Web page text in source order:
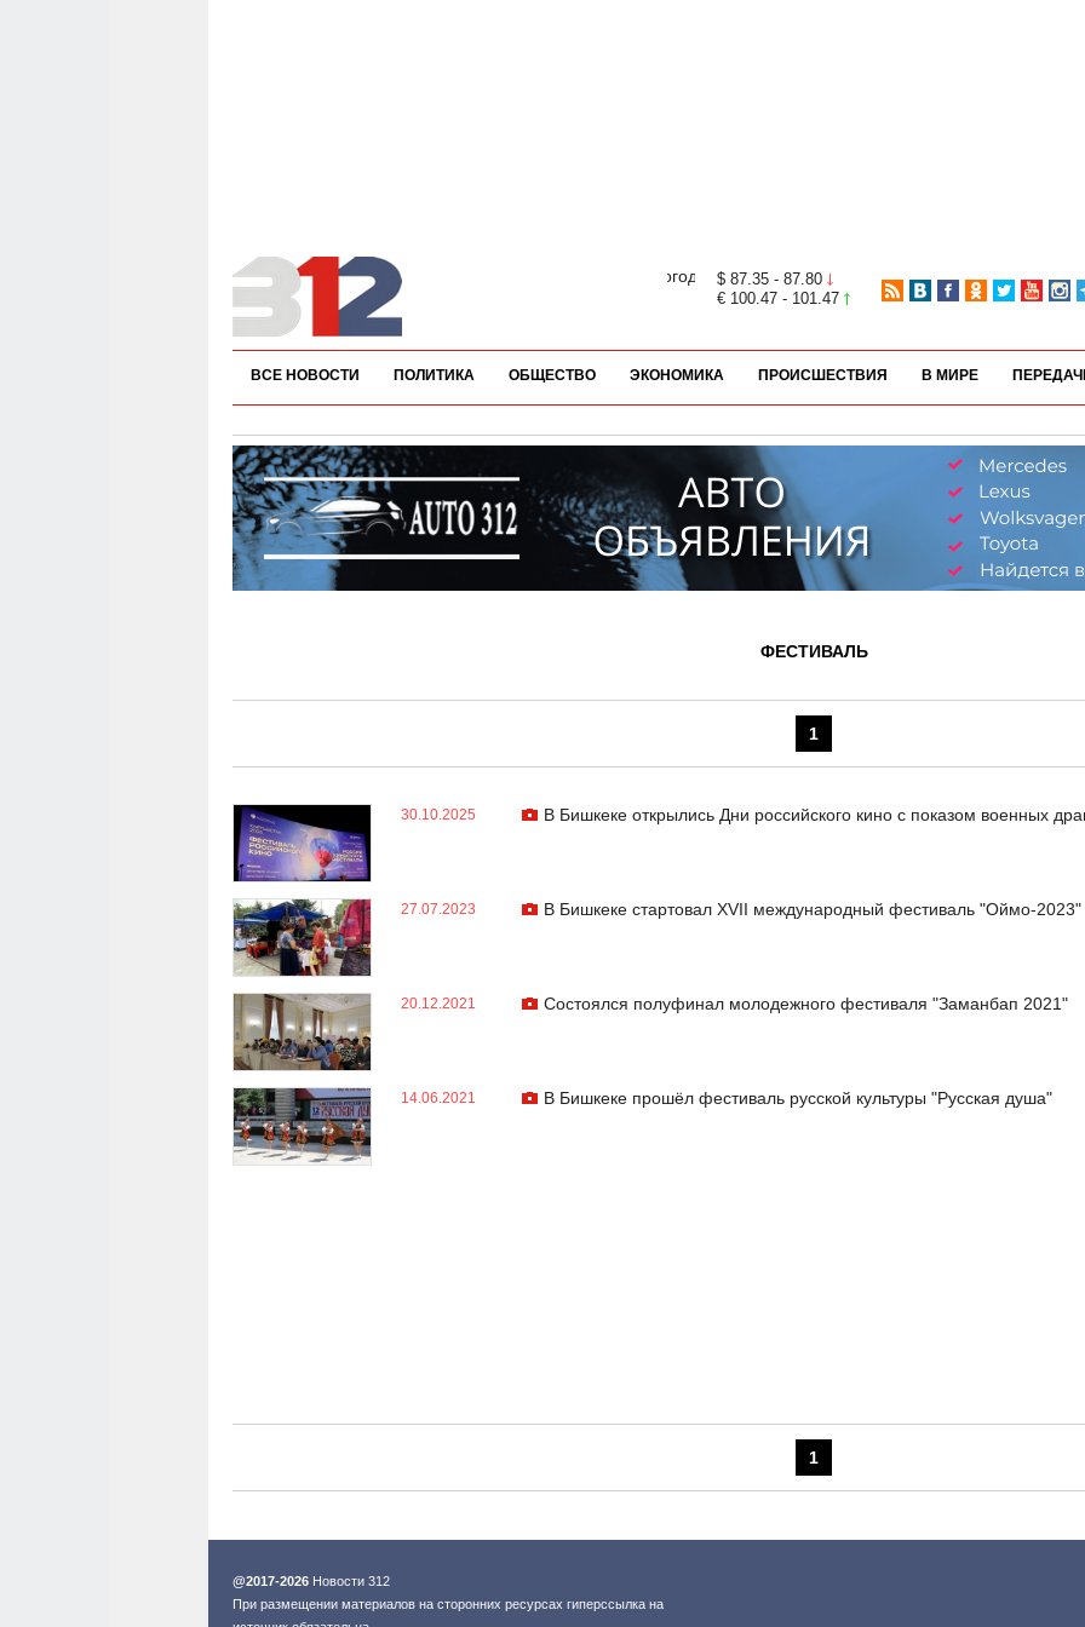
$ 87.35 - 87.80
€ 100.47 - 101.47
ВСЕ НОВОСТИ ПОЛИТИКА ОБЩЕСТВО ЭКОНОМИКА ПРОИСШЕСТВИЯ В МИРЕ
ФЕСТИВАЛЬ
1
30.10.2025 В Бишкеке открылись Дни российского кино с показом военных
27.07.2023 В Бишкеке стартовал XVII международный фестиваль "Оймо-2023"
20.12.2021 Состоялся полуфинал молодежного фестиваля "Заманбап 2021"
14.06.2021 В Бишкеке прошёл фестиваль русской культуры "Русская душа"
1
@2017-2026 Новости 312
При размещении материалов на сторонних ресурсах гиперссылка на